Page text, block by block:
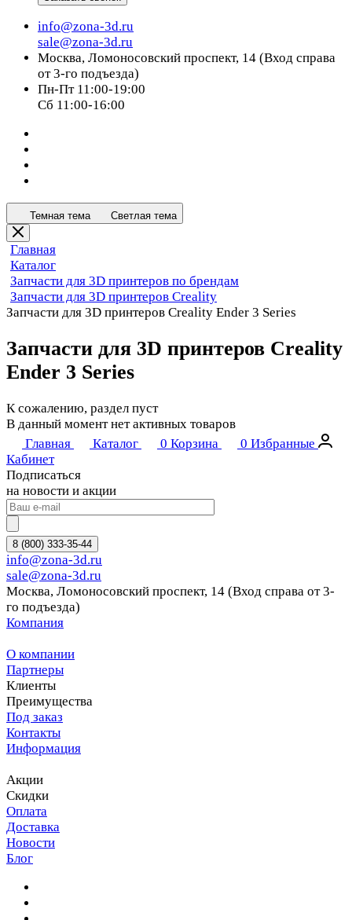
info@zona-3d.ru
sale@zona-3d.ru
Москва, Ломоносовский проспект, 14 (Вход справа
от 3-го подъезда)
Пн-Пт 11:00-19:00
Сб 11:00-16:00
Темная тема Светлая тема
Главная
Каталог
Запчасти для 3D принтеров по брендам
Запчасти для 3D принтеров Creality
Запчасти для 3D принтеров Creality Ender 3 Series
Запчасти для 3D принтеров Creality
Ender 3 Series
К сожалению, раздел пуст
В данный момент нет активных товаров
Главная
Каталог 0 Корзина 0 Избранные
Кабинет
Подписаться
на новости и акции
8 (800) 333-35-44
info@zona-3d.ru
sale@zona-3d.ru
Москва, Ломоносовский проспект, 14 (Вход справа от 3-
го подъезда)
Компания
О компании
Партнеры
Клиенты
Преимущества
Под заказ
Контакты
Информация
Акции
Скидки
Оплата
Доставка
Новости
Блог